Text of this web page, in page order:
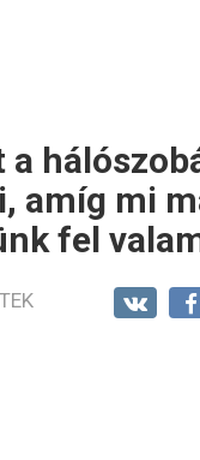
amíg mi
fel